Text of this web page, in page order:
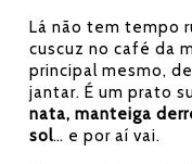
Lá não tem tempo
cuscuz no café da
principal mesmo,
jantar. É um prato
nata, manteiga
sol… e por aí vai.